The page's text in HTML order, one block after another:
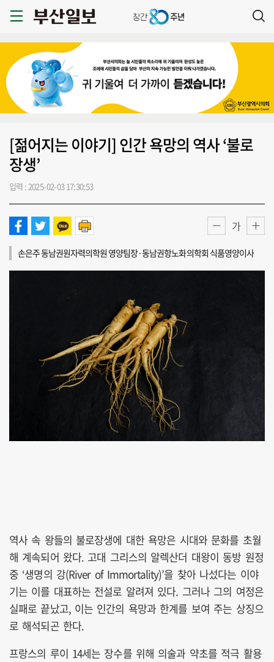
[젊어지는 이야기] 인간 욕망의 역사 ‘불로
장생’
입력 : 2025-02-03 17:30:53
가
손은주 동남권원자력의학원 영양팀장·동남권항노화의학회 식품영양이사
역사 속 왕들의 불로장생에 대한 욕망은 시대와 문화를 초월
해 계속되어 왔다. 고대 그리스의 알렉산더 대왕이 동방 원정
중 ‘생명의 강(River of Immortality)’을 찾아 나섰다는 이야
기는 이를 대표하는 전설로 알려져 있다. 그러나 그의 여정은
실패로 끝났고, 이는 인간의 욕망과 한계를 보여 주는 상징으
로 해석되곤 한다.
프랑스의 루이 14세는 장수를 위해 의술과 약초를 적극 활용